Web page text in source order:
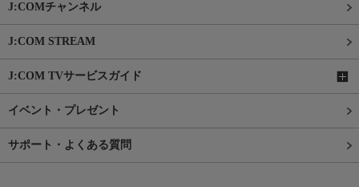
J:COMチャンネル
J:COM STREAM
J:COM TVサービスガイド
イベント・プレゼント
サポート・よくある質問